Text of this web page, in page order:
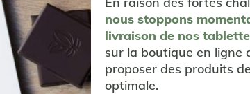
notre
reçues.
nous stoppons
livraison de nos
sur la boutique en ligne
proposer des produits
optimale.